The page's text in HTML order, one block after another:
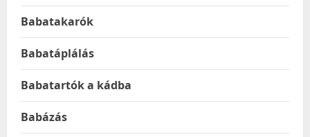
Babatakarók
Babatáplálás
Babatartók a kádba
Babázás